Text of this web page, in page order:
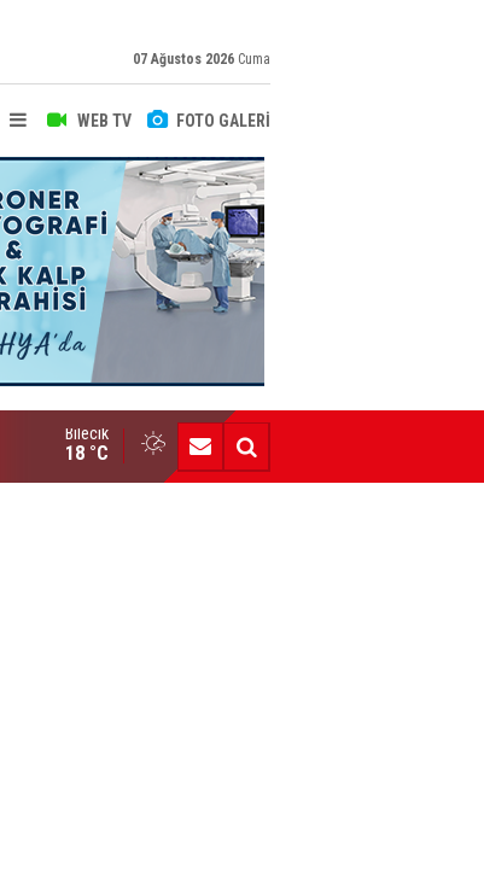
07 Ağustos 2026 Cuma
WEB TV FOTO GALERİ
Yeni Yazarımız İbrahim Kılınç Gazetemizde
Bilecik
18 °C